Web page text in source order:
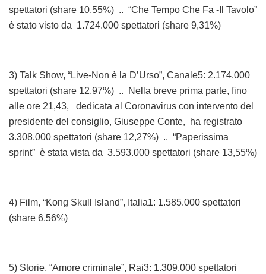
spettatori (share 10,55%) .. “Che Tempo Che Fa -Il Tavolo”
è stato visto da 1.724.000 spettatori (share 9,31%)
3) Talk Show, “Live-Non è la D’Urso”, Canale5: 2.174.000
spettatori (share 12,97%) .. Nella breve prima parte, fino
alle ore 21,43, dedicata al Coronavirus con intervento del
presidente del consiglio, Giuseppe Conte, ha registrato
3.308.000 spettatori (share 12,27%) .. “Paperissima
sprint” è stata vista da 3.593.000 spettatori (share 13,55%)
4) Film, “Kong Skull Island”, Italia1: 1.585.000 spettatori
(share 6,56%)
5) Storie, “Amore criminale”, Rai3: 1.309.000 spettatori